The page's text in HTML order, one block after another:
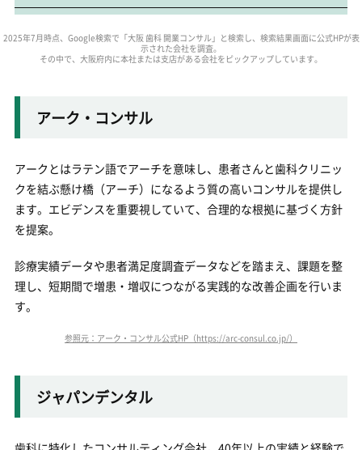
2025年7月時点、Google検索で「大阪 歯科 開業コンサル」と検索し、検索結果画面に公式HPが表
示された会社を調査。
その中で、大阪府内に本社または支店がある会社をピックアップしています。
アーク・コンサル
アークとはラテン語でアーチを意味し、患者さんと歯科クリニッ
クを結ぶ懸け橋（アーチ）になるよう質の高いコンサルを提供し
ます。エビデンスを重要視していて、合理的な根拠に基づく方針
を提案。
診療実績データや患者満足度調査データなどを踏まえ、課題を整
理し、短期間で増患・増収につながる実践的な改善企画を行いま
す。
参照元：アーク・コンサル公式HP（https://arc-consul.co.jp/）
ジャパンデンタル